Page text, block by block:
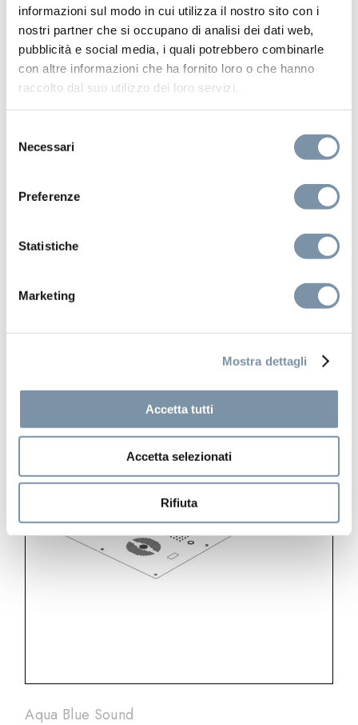
informazioni sul modo in cui utilizza il nostro sito con i
nostri partner che si occupano di analisi dei dati web,
pubblicità e social media, i quali potrebbero combinarle
con altre informazioni che ha fornito loro o che hanno
raccolto dal suo utilizzo dei loro servizi.
delNecessari
Preferenze
Statistiche
Marketing
Mostra dettagli
Accetta tutti
Accetta selezionati
Rifiuta
Aqua Blue Sound
False ceiling shower head 700×400
mm
Aqua Blue Sound